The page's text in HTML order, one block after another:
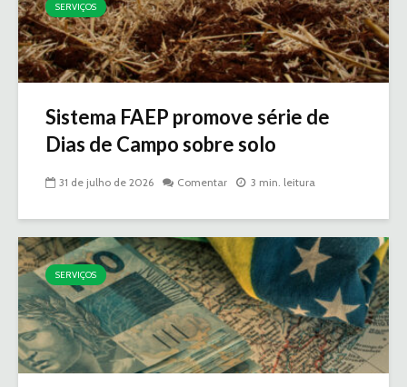
SERVIÇOS
Sistema FAEP promove série de
Dias de Campo sobre solo
31 de julho de 2026 Comentar 3 min. leitura
SERVIÇOS